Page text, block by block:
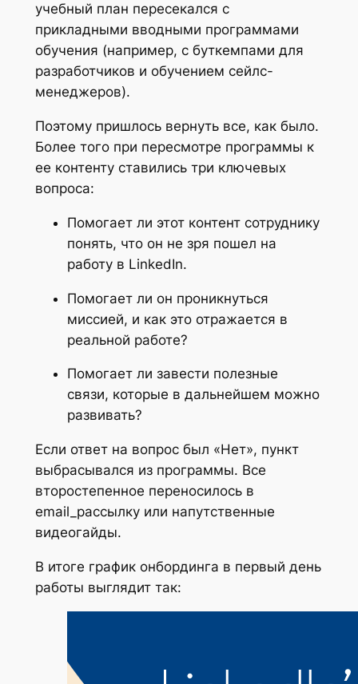
учебный план пересекался с
прикладными вводными программами
обучения (например, с буткемпами для
разработчиков и обучением сейлс-
менеджеров).
Поэтому пришлось вернуть все, как было.
Более того при пересмотре программы к
ее контенту ставились три ключевых
вопроса:
Помогает ли этот контент сотруднику
понять, что он не зря пошел на
работу в LinkedIn.
Помогает ли он проникнуться
миссией, и как это отражается в
реальной работе?
Помогает ли завести полезные
связи, которые в дальнейшем можно
развивать?
Если ответ на вопрос был «Нет», пункт
выбрасывался из программы. Все
второстепенное переносилось в
email_рассылку или напутственные
видеогайды.
В итоге график онбординга в первый день
работы выглядит так: